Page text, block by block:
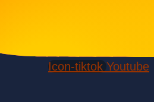
Icon-tiktok Youtube